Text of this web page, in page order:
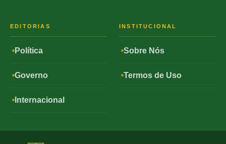
EDITORIAS
Política
Governo
Internacional
INSTITUCIONAL
Sobre Nós
Termos de Uso